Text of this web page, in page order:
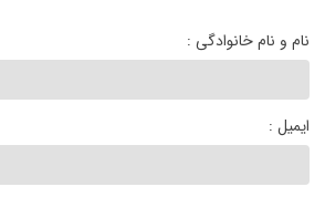
نام و نام خانوادگی :
ایمیل :